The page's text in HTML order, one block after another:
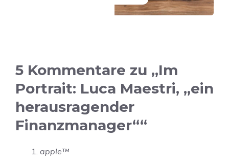
5 Kommentare zu „Im
Portrait: Luca Maestri, „ein
herausragender
Finanzmanager““
apple™